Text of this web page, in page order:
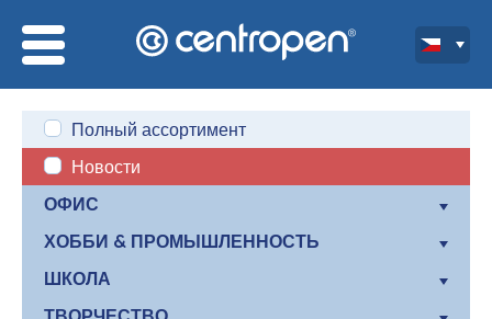
Полный ассортимент
Новости
ОФИС
ХОББИ & ПРОМЫШЛЕННОСТЬ
ШКОЛА